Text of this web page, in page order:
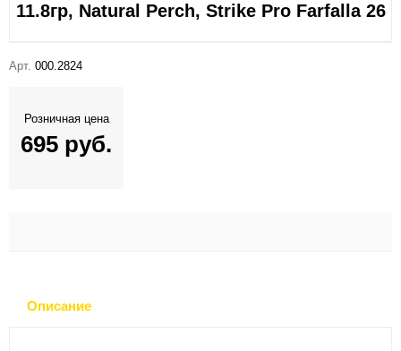
11.8гр, Natural Perch, Strike Pro Farfalla 26
Арт. 000.2824
Розничная цена
695 руб.
Описание